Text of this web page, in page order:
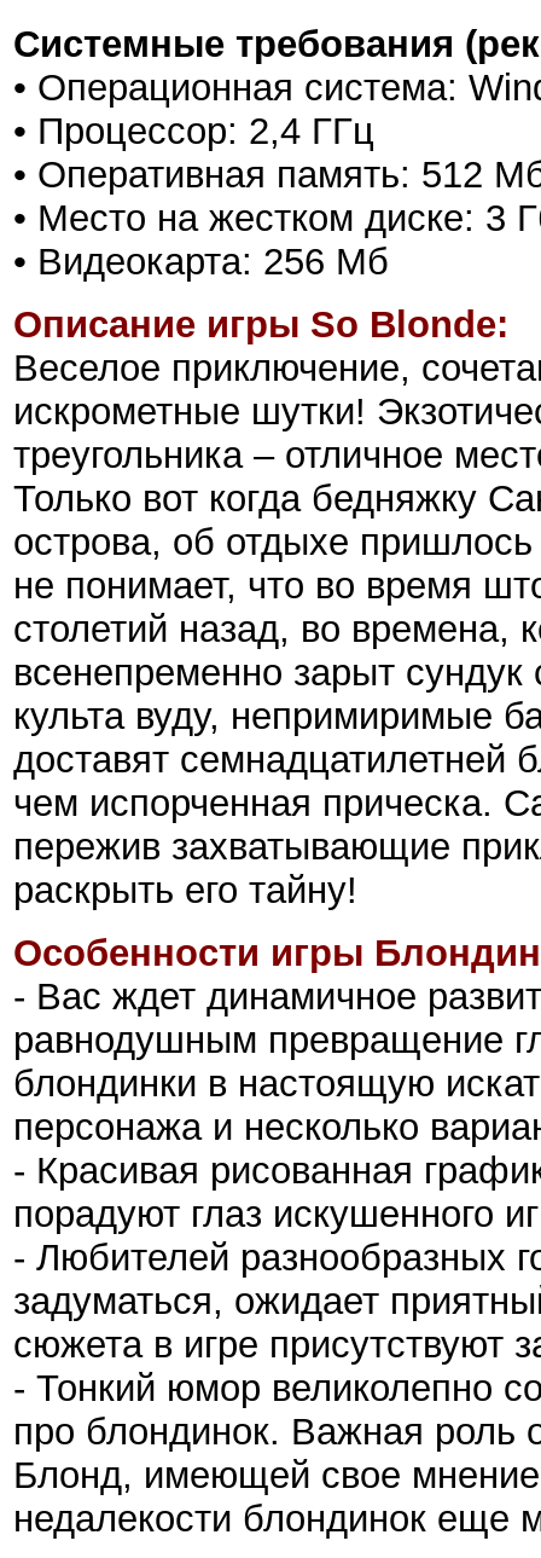
Системные требования
• Операционная система:
• Процессор: 2,4 ГГц
• Оперативная память: 512
• Место на жестком диске: 3
• Видеокарта: 256 Мб
Описание игры So Blonde:
Веселое приключение,
искрометные шутки!
треугольника – отличное
Только вот когда бедняжку
острова, об отдыхе
не понимает, что во время
столетий назад, во времена,
всенепременно зарыт
культа вуду, непримиримые
доставят семнадцатилетней
чем испорченная прическа.
пережив захватывающие
раскрыть его тайну!
Особенности игры
- Вас ждет динамичное
равнодушным превращение
блондинки в настоящую
персонажа и несколько
- Красивая рисованная
порадуют глаз искушенного
- Любителей разнообразных
задуматься, ожидает
сюжета в игре присутствуют
- Тонкий юмор великолепно
про блондинок. Важная роль
Блонд, имеющей свое
недалекости блондинок еще